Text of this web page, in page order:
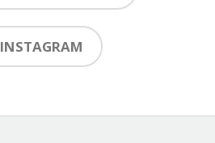
INSTAGRAM